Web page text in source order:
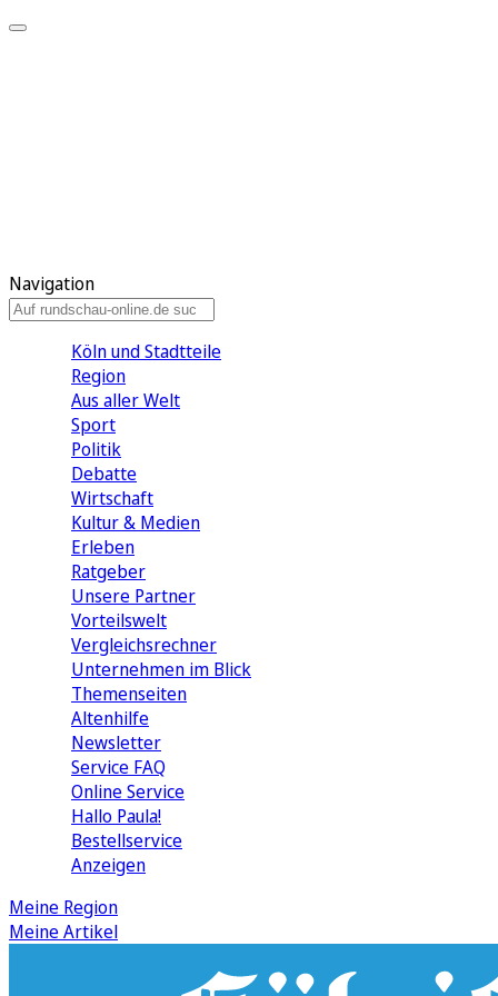
Navigation
Köln und Stadtteile
Region
Aus aller Welt
Sport
Politik
Debatte
Wirtschaft
Kultur & Medien
Erleben
Ratgeber
Unsere Partner
Vorteilswelt
Vergleichsrechner
Unternehmen im Blick
Themenseiten
Altenhilfe
Newsletter
Service FAQ
Online Service
Hallo Paula!
Bestellservice
Anzeigen
Meine Region
Meine Artikel